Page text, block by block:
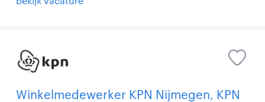
Winkelmedewerker KPN Nijmegen, KPN